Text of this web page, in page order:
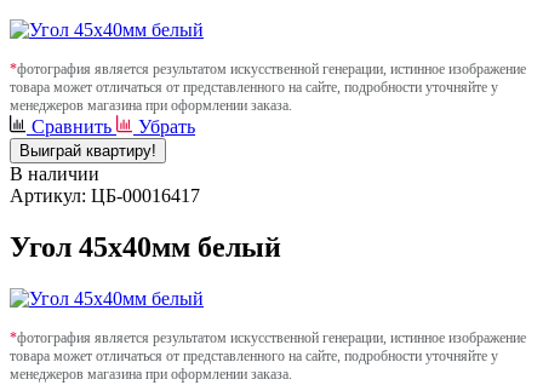
*фотография является результатом искусственной генерации, истинное изображение
товара может отличаться от представленного на сайте, подробности уточняйте у
менеджеров магазина при оформлении заказа.
Сравнить Убрать
Выиграй квартиру!
В наличии
Артикул: ЦБ-00016417
Угол 45х40мм белый
*фотография является результатом искусственной генерации, истинное изображение
товара может отличаться от представленного на сайте, подробности уточняйте у
менеджеров магазина при оформлении заказа.